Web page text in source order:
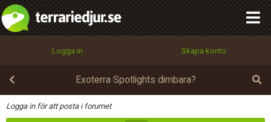
Logga in Skapa konto
Exoterra Spotlights dimbara?
Logga in för att posta i forumet
Infoga
Utför
100%
OK
integritetspolicy
Namn:
Epost:
Begär nytt lösenord
Tillbaka till förstasidan